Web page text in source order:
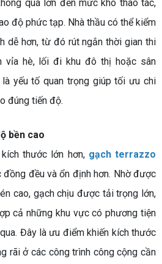
quá lớn đến mức khó thao tác,
độ phức tạp. Nhà thầu có thể kiểm
dễ hơn, từ đó rút ngắn thời gian thi
vỉa hè, lối đi khu đô thị hoặc sân
yếu tố quan trọng giúp tối ưu chi
đúng tiến độ.
bền cao
thước lớn hơn, gạch terrazzo
đều và ổn định hơn. Nhờ được
cao, gạch chịu được tải trọng lớn,
cả những khu vực có phương tiện
Đây là ưu điểm khiến kích thước
rãi ở các công trình công cộng cần